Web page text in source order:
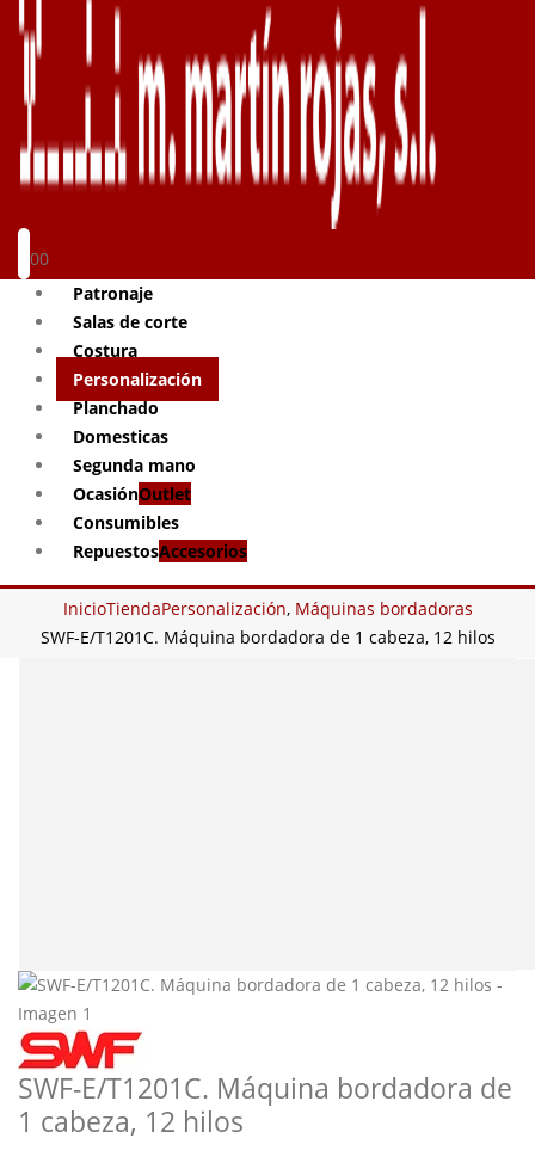
00
Patronaje
Salas de corte
Costura
Personalización
Planchado
Domesticas
Segunda mano
OcasiónOutlet
Consumibles
RepuestosAccesorios
InicioTiendaPersonalización, Máquinas bordadoras
SWF-E/T1201C. Máquina bordadora de 1 cabeza, 12 hilos
SWF-E/T1201C. Máquina bordadora de
1 cabeza, 12 hilos